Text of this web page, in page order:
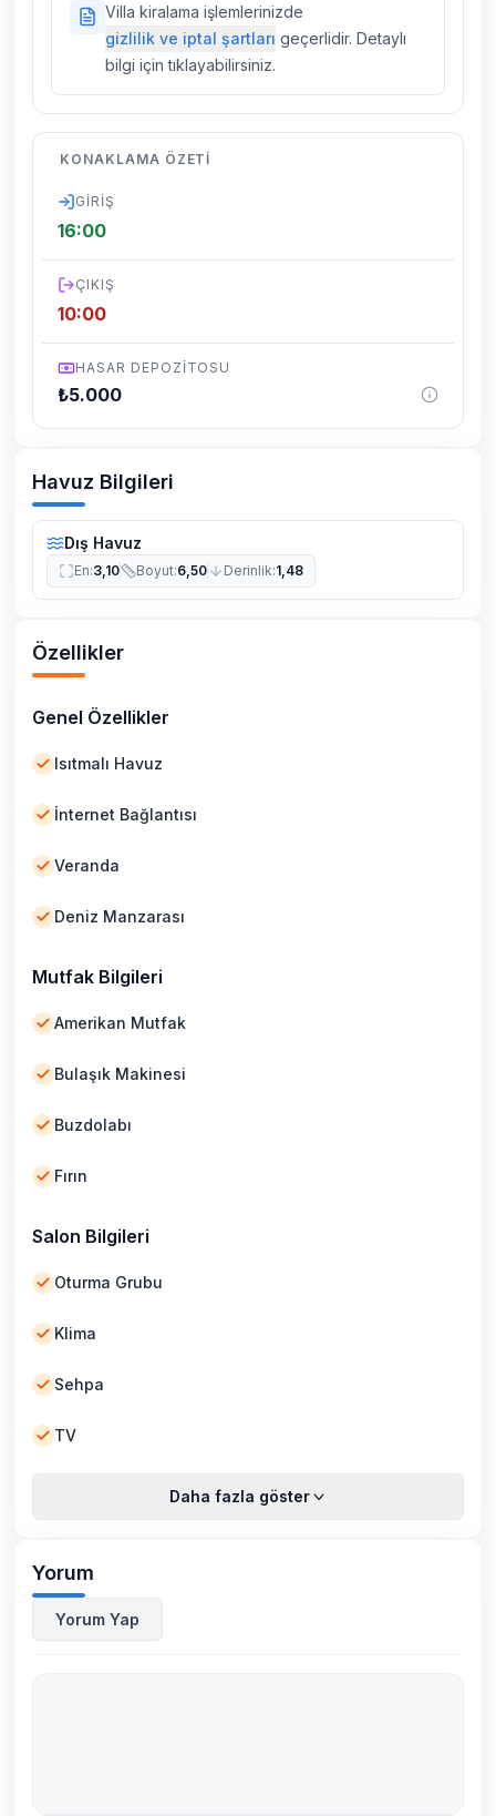
villalarımızda düzenli olarak ilaçlama
yapılmaktadır. Buna rağmen çevrede
kelebek, böcek, sinek vs. bulunma ihtimali
dönemsel olarak altyapı çalışmaları
yapılabilmektedir. Bu çalışma nedeniyle yol
Villa kiralama işlemlerinizde
gizlilik ve iptal şartları geçerlidir. Detaylı
bilgi için tıklayabilirsiniz.
KONAKLAMA ÖZETI
GIRIŞ
16:00
ÇIKIŞ
10:00
HASAR DEPOZITOSU
₺5.000
Havuz Bilgileri
Dış Havuz
En:3,10 Boyut:6,50 Derinlik:1,48
Özellikler
Genel Özellikler
Isıtmalı Havuz
İnternet Bağlantısı
Veranda
Deniz Manzarası
Mutfak Bilgileri
Amerikan Mutfak
Bulaşık Makinesi
Buzdolabı
Fırın
Salon Bilgileri
Oturma Grubu
Klima
Sehpa
TV
Daha fazla göster
Yorum
Yorum Yap